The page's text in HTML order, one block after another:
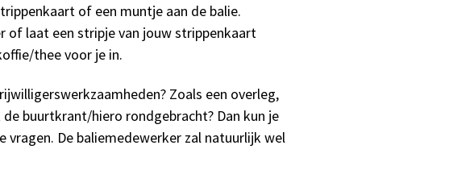
of een muntje aan de balie.
of laat een stripje van jouw strippenkaart
thee voor je in.
Zoals een overleg,
buurtkrant/hiero rondgebracht? Dan kun je
vragen. De baliemedewerker zal natuurlijk wel